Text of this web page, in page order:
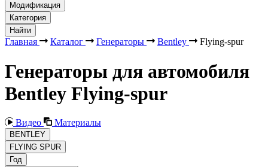
Модификация
Категория
Найти
Главная Каталог Генераторы Bentley Flying-spur
Генераторы для автомобиля
Bentley Flying-spur
Видео Материалы
BENTLEY
FLYING SPUR
Год